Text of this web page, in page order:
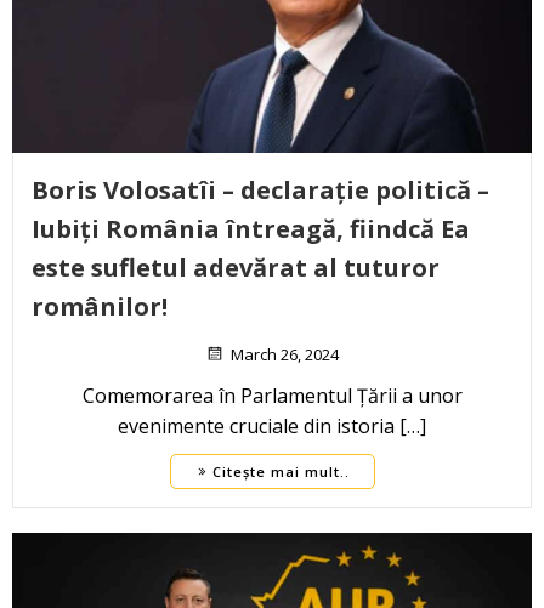
Boris Volosatîi – declarație politică –
Iubiți România întreagă, fiindcă Ea
este sufletul adevărat al tuturor
românilor!
March 26, 2024
Comemorarea în Parlamentul Țării a unor
evenimente cruciale din istoria […]
Citește mai mult..